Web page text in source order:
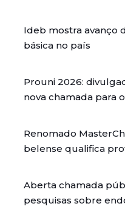
Ideb mostra avanço
básica no país
Prouni 2026:
nova chamada para
Renomado
belense qualifica
Aberta chamada
pesquisas sobre